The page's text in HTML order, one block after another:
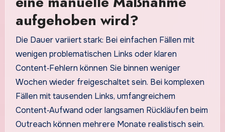
aufgehoben wird?
Die Dauer variiert stark: Bei einfachen Fällen mit
wenigen problematischen Links oder klaren
Content‑Fehlern können Sie binnen weniger
Wochen wieder freigeschaltet sein. Bei komplexen
Fällen mit tausenden Links, umfangreichem
Content‑Aufwand oder langsamen Rückläufen beim
Outreach können mehrere Monate realistisch sein.